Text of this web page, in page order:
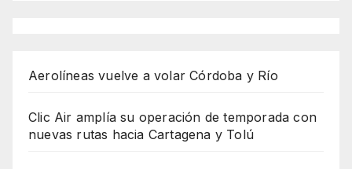
Aerolíneas vuelve a volar Córdoba y Río
Clic Air amplía su operación de temporada con
nuevas rutas hacia Cartagena y Tolú